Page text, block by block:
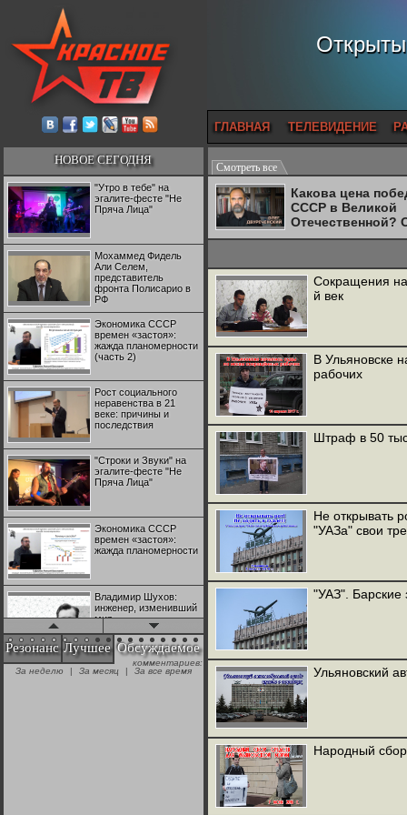
ГЛАВНАЯ ТЕЛЕВИДЕНИЕ
НОВОЕ СЕГОДНЯ
"Утро в тебе" на
эгалите-фесте "Не
Пряча Лица"
Мохаммед Фидель
Али Селем,
представитель
фронта Полисарио в
РФ
Экономика СССР
времен «застоя»:
жажда планомерности
(часть 2)
Рост социального
неравенства в 21
веке: причины и
последствия
"Строки и Звуки" на
эгалите-фесте "Не
Пряча Лица"
Экономика СССР
времен «застоя»:
жажда планомерности
Владимир Шухов:
инженер, изменивший
мир
"Аркадий Коц" на
эгалите-фесте "Не
Резонанс Лучшее Обсуждаемое
комментариев:
За неделю
| За месяц | За все время
Смотреть все
Какова цена
СССР в Великой
Отечественной?
Двуреченский о
Сокращения
й век
В Ульяновске
рабочих
Штраф в 50
Не открывать
"УАЗа" свои
"УАЗ". Барские
Ульяновский
Народный